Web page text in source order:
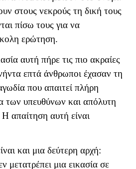
στους νεκρούς τη δική τους
πίσω τους για να
ερώτηση.
αυτή πήρε τις πιο ακραίες
επτά άνθρωποι έχασαν τη
που απαιτεί πλήρη
των υπευθύνων και απόλυτη
απαίτηση αυτή είναι
και μια δεύτερη αρχή:
μετατρέπει μια εικασία σε